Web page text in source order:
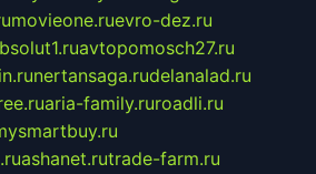
movieone.ruevro-dez.ru
avtopomosch27.ru
nertansaga.rudelanalad.ru
aria-family.ruroadli.ru
ashanet.rutrade-farm.ru